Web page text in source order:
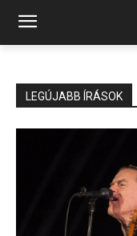
LEGÚJABB ÍRÁSOK